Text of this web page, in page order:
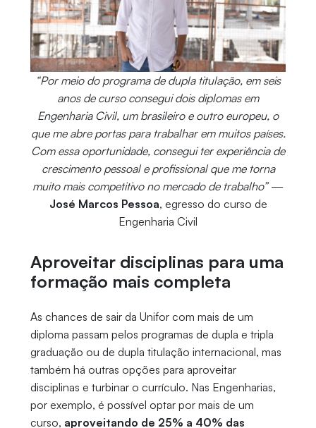
“Por meio do programa de dupla titulação, em seis
anos de curso consegui dois diplomas em
Engenharia Civil, um brasileiro e outro europeu, o
que me abre portas para trabalhar em muitos países.
Com essa oportunidade, consegui ter experiência de
crescimento pessoal e profissional que me torna
muito mais competitivo no mercado de trabalho”—
José Marcos Pessoa, egresso do curso de
Engenharia Civil
Aproveitar disciplinas para uma
formação mais completa
As chances de sair da Unifor com mais de um
diploma passam pelos programas de dupla e tripla
graduação ou de dupla titulação internacional, mas
também há outras opções para aproveitar
disciplinas e turbinar o currículo. Nas Engenharias,
por exemplo, é possível optar por mais de um
curso, aproveitando de 25% a 40% das